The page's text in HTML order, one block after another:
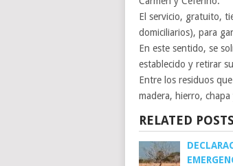
El servicio, gratuito,
domiciliarios), para
En este sentido, se
establecido y retirar
Entre los residuos
madera, hierro,
RELATED POSTS